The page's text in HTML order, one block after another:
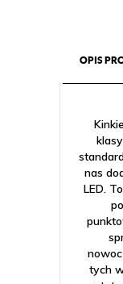
OPIS
nas
LED.
tych